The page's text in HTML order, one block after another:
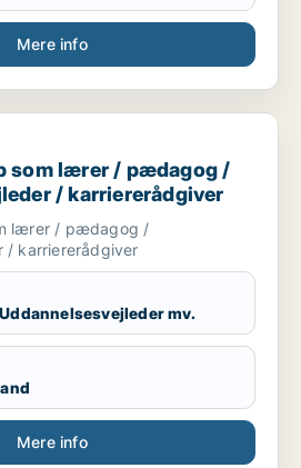
Mere info
lærer / pædagog /
som lærer / pædagog /
/ karriererådgiver
lærer / pædagog /
/ karriererådgiver
mv.
Mere info